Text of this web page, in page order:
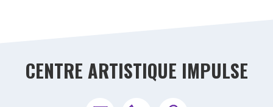
CENTRE ARTISTIQUE IMPULSE